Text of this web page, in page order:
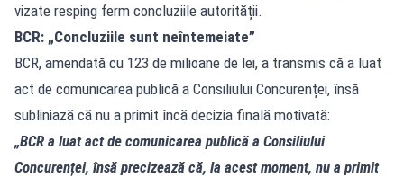
vizate resping ferm concluziile autorității.
BCR: „Concluziile sunt neîntemeiate”
BCR, amendată cu 123 de milioane de lei, a transmis că a luat
act de comunicarea publică a Consiliului Concurenței, însă
subliniază că nu a primit încă decizia finală motivată:
„BCR a luat act de comunicarea publică a Consiliului
Concurenței, însă precizează că, la acest moment, nu a primit